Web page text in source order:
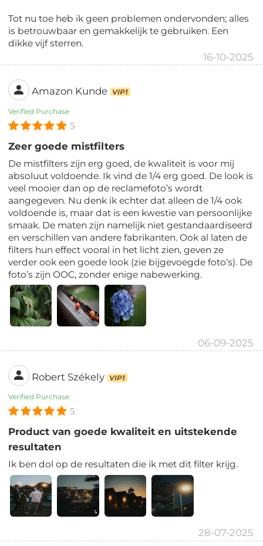
Tot nu toe heb ik geen problemen ondervonden; alles
is betrouwbaar en gemakkelijk te gebruiken. Een
dikke vijf sterren.
16-10-2025
Amazon Kunde VIP1
Verified Purchase
5
Zeer goede mistfilters
De mistfilters zijn erg goed, de kwaliteit is voor mij
absoluut voldoende. Ik vind de 1/4 erg goed. De look is
veel mooier dan op de reclamefoto’s wordt
aangegeven. Nu denk ik echter dat alleen de 1/4 ook
voldoende is, maar dat is een kwestie van persoonlijke
smaak. De maten zijn namelijk niet gestandaardiseerd
en verschillen van andere fabrikanten. Ook al laten de
filters hun effect vooral in het licht zien, geven ze
verder ook een goede look (zie bijgevoegde foto’s). De
foto’s zijn OOC, zonder enige nabewerking.
06-09-2025
Robert Székely VIP1
Verified Purchase
5
Product van goede kwaliteit en uitstekende
resultaten
Ik ben dol op de resultaten die ik met dit filter krijg.
28-07-2025